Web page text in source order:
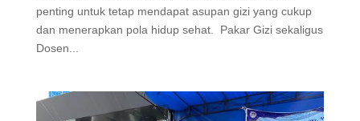
penting untuk tetap mendapat asupan gizi yang cukup
dan menerapkan pola hidup sehat. Pakar Gizi sekaligus
Dosen...